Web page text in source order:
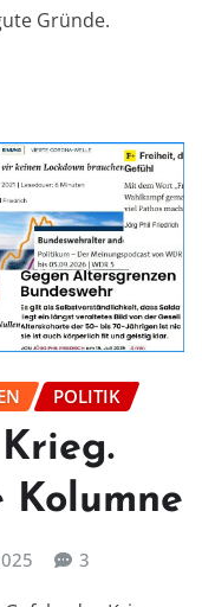
Gründe.
POLITIK
Kolumne
3